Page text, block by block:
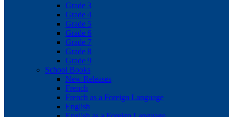
Grade 3
Grade 4
Grade 5
Grade 6
Grade 7
Grade 8
Grade 9
School Books
New Releases
French
French as a Foreign Language
English